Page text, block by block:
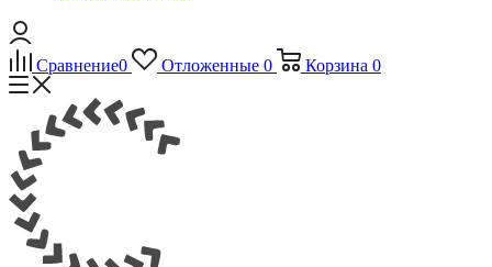
Сравнение0 Отложенные 0 Корзина 0